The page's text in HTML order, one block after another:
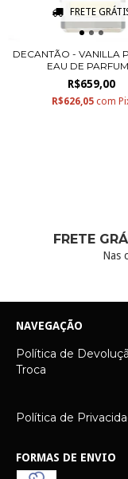
FRETE
DECANTÃO - VANILLA
EAU DE
R$659,00
R$626,05 com
FRETE
Nas
NAVEGAÇÃO
Política de
Troca
Política de
FORMAS DE ENVIO